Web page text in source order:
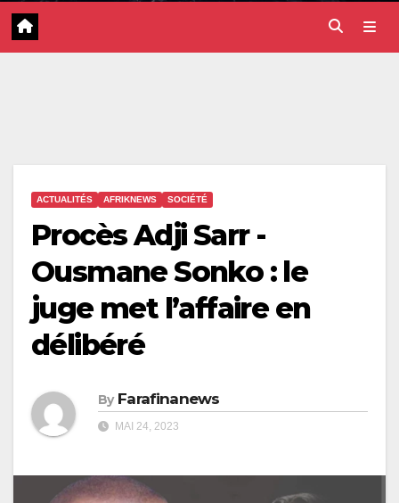
ACTUALITÉS AFRIKNEWS SOCIÉTÉ
Procès Adji Sarr -
Ousmane Sonko : le
juge met l’affaire en
délibéré
By Farafinanews
MAI 24, 2023